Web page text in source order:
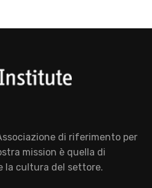
di riferimento per
mission è quella di
la cultura del settore.